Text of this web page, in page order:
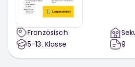
Französisch
5-13. Klasse
9